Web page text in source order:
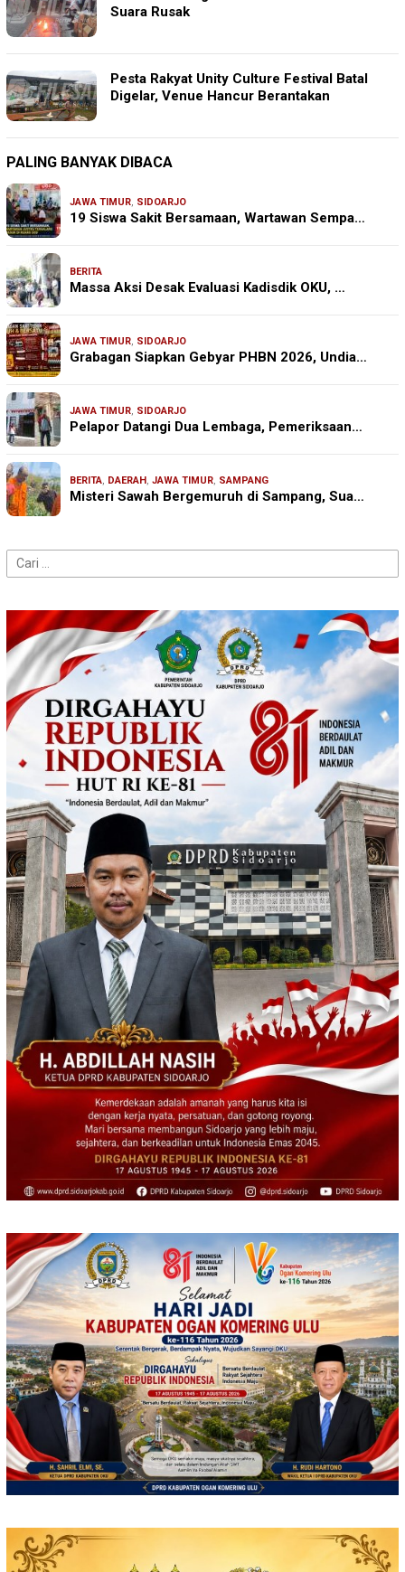
Suara Rusak
Pesta Rakyat Unity Culture Festival Batal
Digelar, Venue Hancur Berantakan
PALING BANYAK DIBACA
JAWA TIMUR, SIDOARJO
19 Siswa Sakit Bersamaan, Wartawan Sempa…
BERITA
Massa Aksi Desak Evaluasi Kadisdik OKU, …
JAWA TIMUR, SIDOARJO
Grabagan Siapkan Gebyar PHBN 2026, Undia…
JAWA TIMUR, SIDOARJO
Pelapor Datangi Dua Lembaga, Pemeriksaan…
BERITA, DAERAH, JAWA TIMUR, SAMPANG
Misteri Sawah Bergemuruh di Sampang, Sua…
Cari
untuk: